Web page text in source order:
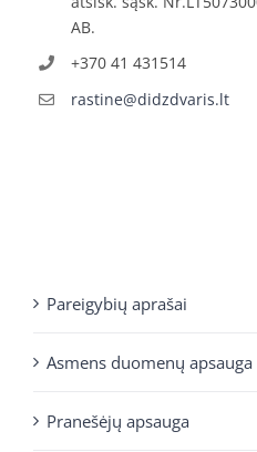
AB.
+370 41 431514
rastine@didzdvaris.lt
Pareigybių aprašai
Asmens duomenų apsauga
Pranešėjų apsauga